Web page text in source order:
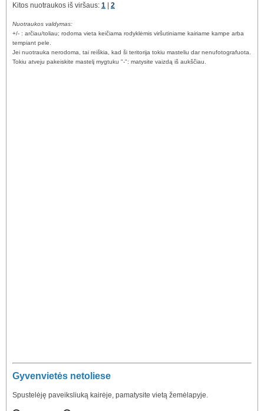
Kitos nuotraukos iš viršaus: 1 | 2
Nuotraukos valdymas:
+/- : arčiau/toliau; rodoma vieta keičiama rodyklėmis viršutiniame kairiame kampe arba
tempiant pele.
Jei nuotrauka nerodoma, tai reiškia, kad ši teritorija tokiu masteliu dar nenufotografuota.
Tokiu atveju pakeiskite mastelį mygtuku "-": matysite vaizdą iš aukščiau.
Gyvenvietės netoliese
Spustelėję paveiksliuką kairėje, pamatysite vietą žemėlapyje.